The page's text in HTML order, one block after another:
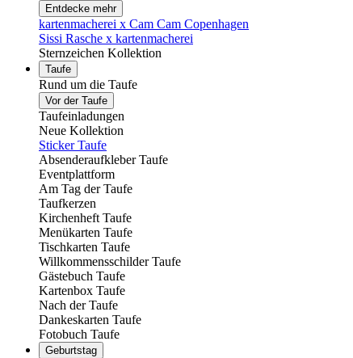
Entdecke mehr
kartenmacherei x Cam Cam Copenhagen
Sissi Rasche x kartenmacherei
Sternzeichen Kollektion
Taufe
Rund um die Taufe
Vor der Taufe
Taufeinladungen
Neue Kollektion
Sticker Taufe
Absenderaufkleber Taufe
Eventplattform
Am Tag der Taufe
Taufkerzen
Kirchenheft Taufe
Menükarten Taufe
Tischkarten Taufe
Willkommensschilder Taufe
Gästebuch Taufe
Kartenbox Taufe
Nach der Taufe
Dankeskarten Taufe
Fotobuch Taufe
Geburtstag